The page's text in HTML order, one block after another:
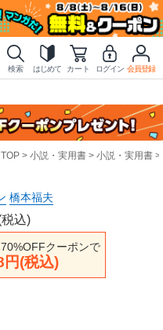
検索 はじめて カート ログイン 会員登録
小説・実用書 小説・実用書
橋本福夫
込)
クーポンで
(税込)